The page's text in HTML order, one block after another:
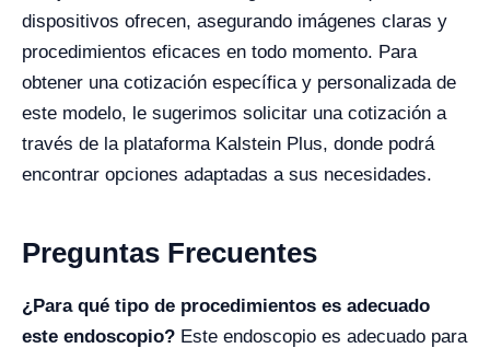
dispositivos ofrecen, asegurando imágenes claras y
procedimientos eficaces en todo momento. Para
obtener una cotización específica y personalizada de
este modelo, le sugerimos solicitar una cotización a
través de la plataforma Kalstein Plus, donde podrá
encontrar opciones adaptadas a sus necesidades.
Preguntas Frecuentes
¿Para qué tipo de procedimientos es adecuado
este endoscopio? Este endoscopio es adecuado para